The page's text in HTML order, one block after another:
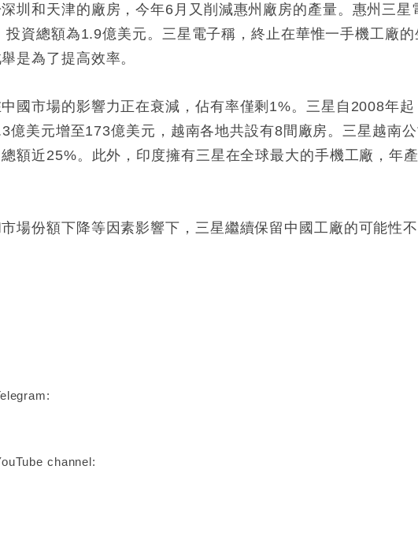
圳和天津的廠房，今年6月又削減惠州廠房的產量。惠州三星
資總額為1.9億美元。三星電子稱，終止在華惟一手機工廠的
是為了提高效率。
國市場的影響力正在衰減，佔有率僅剩1%。三星自2008年起
億美元增至173億美元，越南各地共設有8間廠房。三星越南
額近25%。此外，印度擁有三星在全球最大的手機工廠，年
場份額下降等因素影響下，三星繼續保留中國工廠的可能性不
channel: